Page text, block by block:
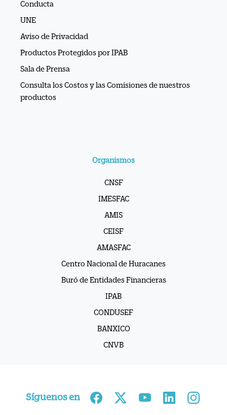
productos
CNSF
Sitio web protegido por DigiCert SHA2 Secure Server CA